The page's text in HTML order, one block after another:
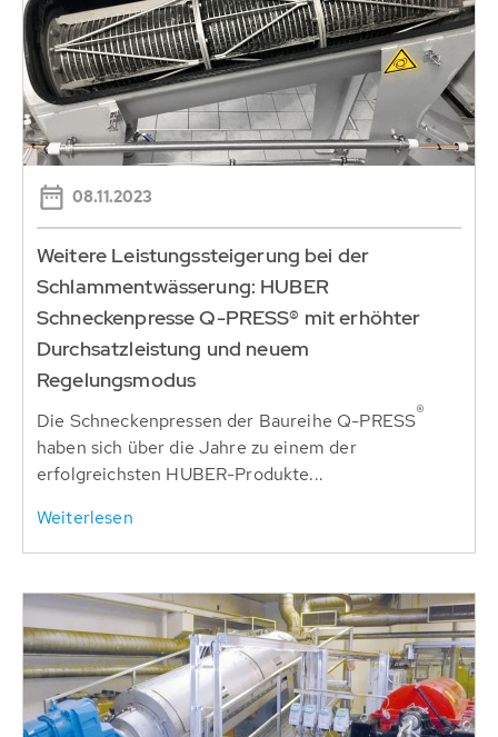
08.11.2023
Weitere Leistungssteigerung bei der
Schlammentwässerung: HUBER
Schneckenpresse Q-PRESS® mit erhöhter
Durchsatzleistung und neuem
Regelungsmodus
Die Schneckenpressen der Baureihe Q-PRESS®
haben sich über die Jahre zu einem der
erfolgreichsten HUBER-Produkte...
Weiterlesen